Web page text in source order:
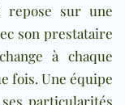
repose sur une
son prestataire
à chaque
fois. Une équipe
particularités